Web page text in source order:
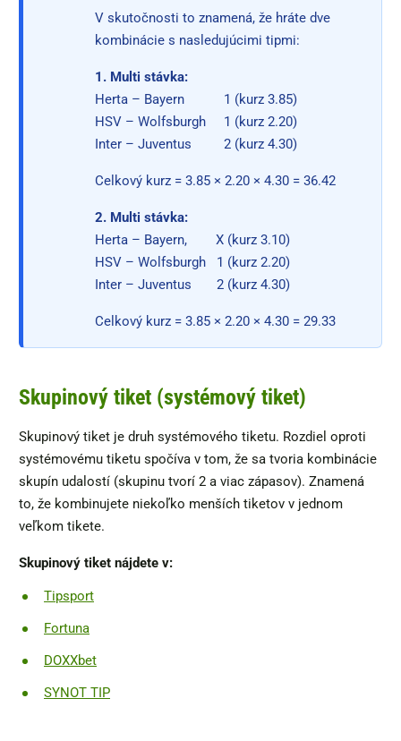
V skutočnosti to znamená, že hráte dve
kombinácie s nasledujúcimi tipmi:
1. Multi stávka:
Herta – Bayern 1 (kurz 3.85)
HSV – Wolfsburgh 1 (kurz 2.20)
Inter – Juventus 2 (kurz 4.30)
Celkový kurz = 3.85 × 2.20 × 4.30 = 36.42
2. Multi stávka:
Herta – Bayern, X (kurz 3.10)
HSV – Wolfsburgh 1 (kurz 2.20)
Inter – Juventus 2 (kurz 4.30)
Celkový kurz = 3.85 × 2.20 × 4.30 = 29.33
Skupinový tiket (systémový tiket)
Skupinový tiket je druh systémového tiketu. Rozdiel oproti
systémovému tiketu spočíva v tom, že sa tvoria kombinácie
skupín udalostí (skupinu tvorí 2 a viac zápasov). Znamená
to, že kombinujete niekoľko menších tiketov v jednom
veľkom tikete.
Skupinový tiket nájdete v:
Tipsport
Fortuna
DOXXbet
SYNOT TIP